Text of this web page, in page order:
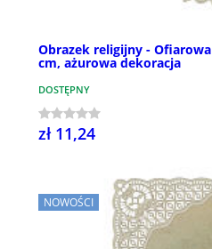
Obrazek religijny -
cm, ażurowa dekoracja
DOSTĘPNY
zł 11,24
NOWOŚCI